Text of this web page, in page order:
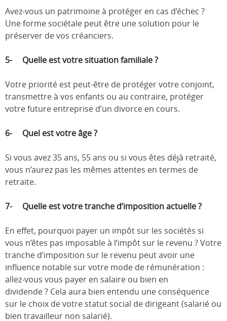
Avez-vous un patrimoine à protéger en cas d’échec ?
Une forme sociétale peut être une solution pour le
préserver de vos créanciers.
5- Quelle est votre situation familiale ?
Votre priorité est peut-être de protéger votre conjoint,
transmettre à vos enfants ou au contraire, protéger
votre future entreprise d’un divorce en cours.
6- Quel est votre âge ?
Si vous avez 35 ans, 55 ans ou si vous êtes déjà retraité,
vous n’aurez pas les mêmes attentes en termes de
retraite.
7- Quelle est votre tranche d’imposition actuelle ?
En effet, pourquoi payer un impôt sur les sociétés si
vous n’êtes pas imposable à l’impôt sur le revenu ? Votre
tranche d’imposition sur le revenu peut avoir une
influence notable sur votre mode de rémunération :
allez-vous vous payer en salaire ou bien en
dividende ? Cela aura bien entendu une conséquence
sur le choix de votre statut social de dirigeant (salarié ou
bien travailleur non salarié).